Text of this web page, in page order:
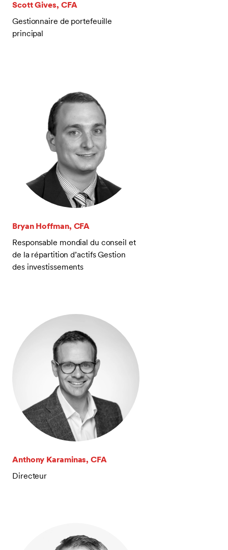
Scott Gives, CFA
Gestionnaire de portefeuille
principal
Bryan Hoffman, CFA
Responsable mondial du conseil et
de la répartition d’actifs Gestion
des investissements
Anthony Karaminas, CFA
Directeur